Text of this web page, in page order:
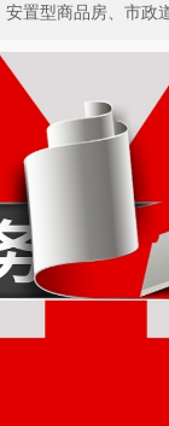
置型商品房、市政